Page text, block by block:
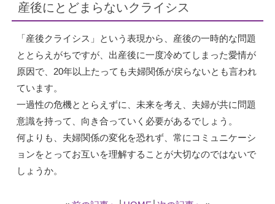
産後にとどまらないクライシス
「産後クライシス」という表現から、産後の一時的な問題
ととらえがちですが、出産後に一度冷めてしまった愛情が
原因で、20年以上たっても夫婦関係が戻らないとも言われ
ています。
一過性の危機ととらえずに、未来を考え、夫婦が共に問題
意識を持って、向き合っていく必要があるでしょう。
何よりも、夫婦関係の変化を恐れず、常にコミュニケーシ
ョンをとってお互いを理解することが大切なのではないで
しょうか。